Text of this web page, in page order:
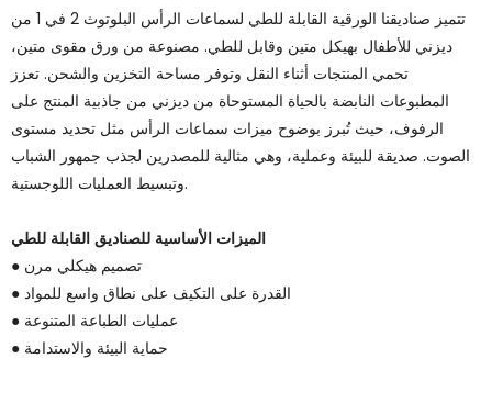
تتميز صناديقنا الورقية القابلة للطي لسماعات الرأس البلوتوث 2 في 1 من
ديزني للأطفال بهيكل متين وقابل للطي. مصنوعة من ورق مقوى متين،
تحمي المنتجات أثناء النقل وتوفر مساحة التخزين والشحن. تعزز
المطبوعات النابضة بالحياة المستوحاة من ديزني من جاذبية المنتج على
الرفوف، حيث تُبرز بوضوح ميزات سماعات الرأس مثل تحديد مستوى
الصوت. صديقة للبيئة وعملية، وهي مثالية للمصدرين لجذب جمهور الشباب
وتبسيط العمليات اللوجستية.
الميزات الأساسية للصناديق القابلة للطي
● تصميم هيكلي مرن
● القدرة على التكيف على نطاق واسع للمواد
● عمليات الطباعة المتنوعة
● حماية البيئة والاستدامة